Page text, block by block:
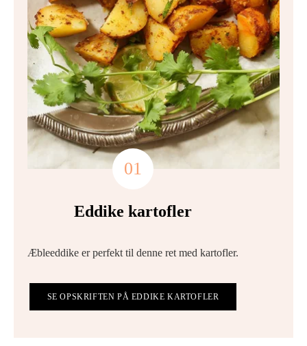
Eddike kartofler
Æbleeddike er perfekt til denne ret med kartofler.
SE OPSKRIFTEN PÅ EDDIKE KARTOFLER